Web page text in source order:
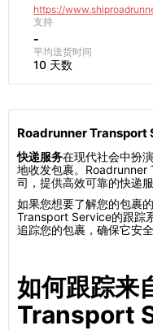
https://
支持
-
平均送货时间
10 天数
Roadrunner Transport
快递服务在现代社会中扮
地收发包裹。
司，提供高效可靠的快递服
如果您想要了解您的包裹
Transport Service的跟踪
追踪您的包裹，确保它安
如何跟踪来
Transport